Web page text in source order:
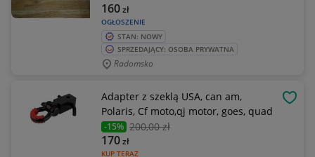
OGŁOSZENIE
160zł
STAN: NOWY
SPRZEDAJĄCY: OSOBA PRYWATNA
Radomsko
Adapter z szeklą USA, can am,
Polaris, Cf moto,qj motor, goes, quad
-15% 200,00 zł
KUP TERAZ
170zł